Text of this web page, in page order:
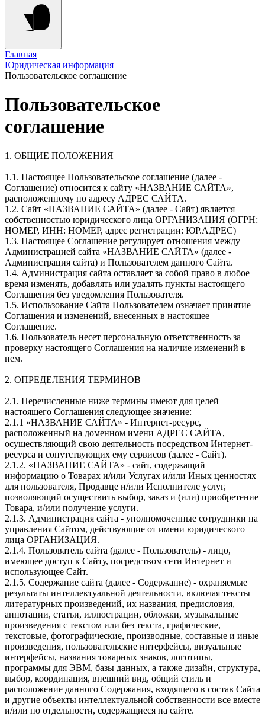
Главная
Юридическая информация
Пользовательское соглашение
Пользовательское
соглашение
1. ОБЩИЕ ПОЛОЖЕНИЯ
1.1. Настоящее Пользовательское соглашение (далее -
Соглашение) относится к сайту «НАЗВАНИЕ САЙТА»,
расположенному по адресу АДРЕС САЙТА.
1.2. Сайт «НАЗВАНИЕ САЙТА» (далее - Сайт) является
собственностью юридического лица ОРГАНИЗАЦИЯ (ОГРН:
НОМЕР, ИНН: НОМЕР, адрес регистрации: ЮР.АДРЕС)
1.3. Настоящее Соглашение регулирует отношения между
Администрацией сайта «НАЗВАНИЕ САЙТА» (далее -
Администрация сайта) и Пользователем данного Сайта.
1.4. Администрация сайта оставляет за собой право в любое
время изменять, добавлять или удалять пункты настоящего
Соглашения без уведомления Пользователя.
1.5. Использование Сайта Пользователем означает принятие
Соглашения и изменений, внесенных в настоящее
Соглашение.
1.6. Пользователь несет персональную ответственность за
проверку настоящего Соглашения на наличие изменений в
нем.
2. ОПРЕДЕЛЕНИЯ ТЕРМИНОВ
2.1. Перечисленные ниже термины имеют для целей
настоящего Соглашения следующее значение:
2.1.1 «НАЗВАНИЕ САЙТА» - Интернет-ресурс,
расположенный на доменном имени АДРЕС САЙТА,
осуществляющий свою деятельность посредством Интернет-
ресурса и сопутствующих ему сервисов (далее - Сайт).
2.1.2. «НАЗВАНИЕ САЙТА» - сайт, содержащий
информацию о Товарах и/или Услугах и/или Иных ценностях
для пользователя, Продавце и/или Исполнителе услуг,
позволяющий осуществить выбор, заказ и (или) приобретение
Товара, и/или получение услуги.
2.1.3. Администрация сайта - уполномоченные сотрудники на
управления Сайтом, действующие от имени юридического
лица ОРГАНИЗАЦИЯ.
2.1.4. Пользователь сайта (далее - Пользователь) - лицо,
имеющее доступ к Сайту, посредством сети Интернет и
использующее Сайт.
2.1.5. Содержание сайта (далее - Содержание) - охраняемые
результаты интеллектуальной деятельности, включая тексты
литературных произведений, их названия, предисловия,
аннотации, статьи, иллюстрации, обложки, музыкальные
произведения с текстом или без текста, графические,
текстовые, фотографические, производные, составные и иные
произведения, пользовательские интерфейсы, визуальные
интерфейсы, названия товарных знаков, логотипы,
программы для ЭВМ, базы данных, а также дизайн, структура,
выбор, координация, внешний вид, общий стиль и
расположение данного Содержания, входящего в состав Сайта
и другие объекты интеллектуальной собственности все вместе
и/или по отдельности, содержащиеся на сайте.